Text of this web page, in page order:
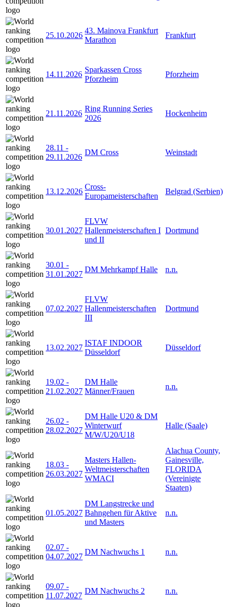
25.10.2026
43. Mainova Frankfurt
Marathon
Frankfurt
14.11.2026
Sparkassen Cross
Pforzheim
Pforzheim
21.11.2026
Ring Running Series
2026
Hockenheim
28.11 -
29.11.2026
DM Cross Weinstadt
13.12.2026
Cross-
Europameisterschaften
Belgrad (Serbien)
30.01.2027
FLVW
Hallenmeisterschaften I
und II
Dortmund
30.01 -
31.01.2027
DM Mehrkampf Halle n.n.
07.02.2027
FLVW
Hallenmeisterschaften
III
Dortmund
13.02.2027
ISTAF INDOOR
Düsseldorf
Düsseldorf
19.02 -
21.02.2027
DM Halle
Männer/Frauen
n.n.
26.02 -
28.02.2027
DM Halle U20 & DM
Winterwurf
M/W/U20/U18
Halle (Saale)
18.03 -
26.03.2027
Masters Hallen-
Weltmeisterschaften
WMACI
Alachua County,
Gainesville,
FLORIDA
(Vereinigte
Staaten)
01.05.2027
DM Langstrecke und
Bahngehen für Aktive
und Masters
n.n.
02.07 -
04.07.2027
DM Nachwuchs 1 n.n.
09.07 -
11.07.2027
DM Nachwuchs 2 n.n.